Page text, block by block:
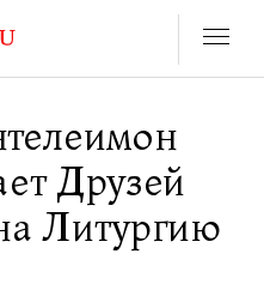
Друзей
Литургию